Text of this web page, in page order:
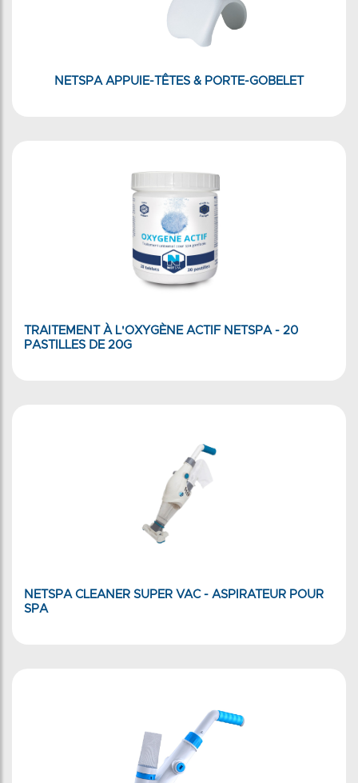
NETSPA APPUIE-TÊTES & PORTE-GOBELET
TRAITEMENT À L'OXYGÈNE ACTIF NETSPA - 20
PASTILLES DE 20G
NETSPA CLEANER SUPER VAC - ASPIRATEUR POUR
SPA